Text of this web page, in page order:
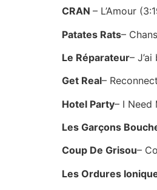
CRAN – L’Amour
Patates Rats–
Le Réparateur–
Get Real–
Hotel Party– I Need
Les Garçons
Coup De Grisou–
Les Ordures